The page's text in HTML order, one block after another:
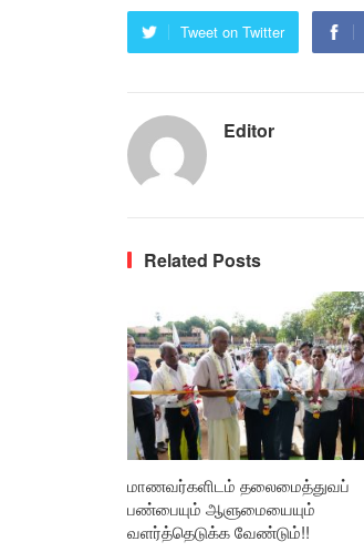
Tweet on Twitter
Editor
Related Posts
மாணவர்களிடம் தலைமைத்துவப்
பண்பையும் ஆளுமையையும்
வளர்த்தெடுக்க வேண்டும்!!